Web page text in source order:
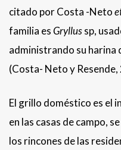
citado por Costa -Neto
familia esGryllussp,
administrando su harina
(Costa- Neto y Resende,
El grillo doméstico es el
en las casas de campo,
los rincones de las